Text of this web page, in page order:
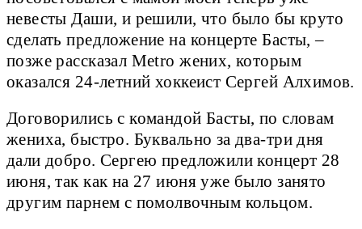
невесты Даши, и решили, что было бы круто
сделать предложение на концерте Басты, –
позже рассказал Metro жених, которым
оказался 24-летний хоккеист Сергей Алхимов.
Договорились с командой Басты, по словам
жениха, быстро. Буквально за два-три дня
дали добро. Сергею предложили концерт 28
июня, так как на 27 июня уже было занято
другим парнем с помолвочным кольцом.